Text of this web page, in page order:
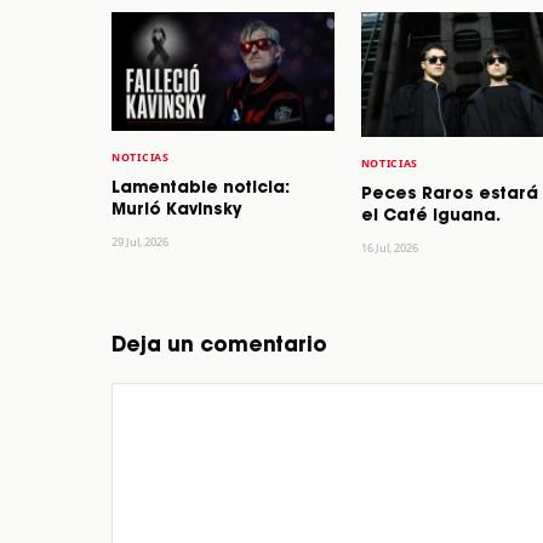
NOTICIAS
Lamentable noticia:
Murió Kavinsky
29 Jul, 2026
NOTICIAS
Peces Raros estará
el Café Iguana.
16 Jul, 2026
Deja un comentario